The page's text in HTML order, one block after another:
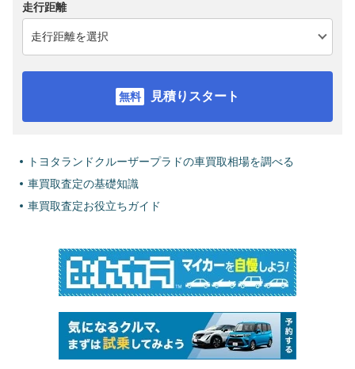
走行距離
見積りスタート
トヨタランドクルーザープラドの車買取相場を調べる
車買取査定の基礎知識
車買取査定お役立ちガイド